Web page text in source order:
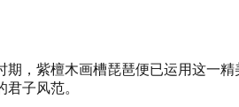
，紫檀木画槽琵琶便已运用这一
子风范。